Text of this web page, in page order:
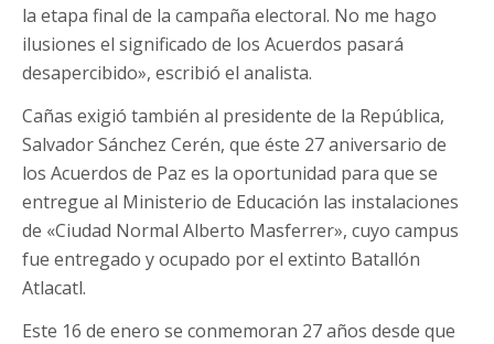
la etapa final de la campaña electoral. No me hago
ilusiones el significado de los Acuerdos pasará
desapercibido», escribió el analista.
Cañas exigió también al presidente de la República,
Salvador Sánchez Cerén, que éste 27 aniversario de
los Acuerdos de Paz es la oportunidad para que se
entregue al Ministerio de Educación las instalaciones
de «Ciudad Normal Alberto Masferrer», cuyo campus
fue entregado y ocupado por el extinto Batallón
Atlacatl.
Este 16 de enero se conmemoran 27 años desde que